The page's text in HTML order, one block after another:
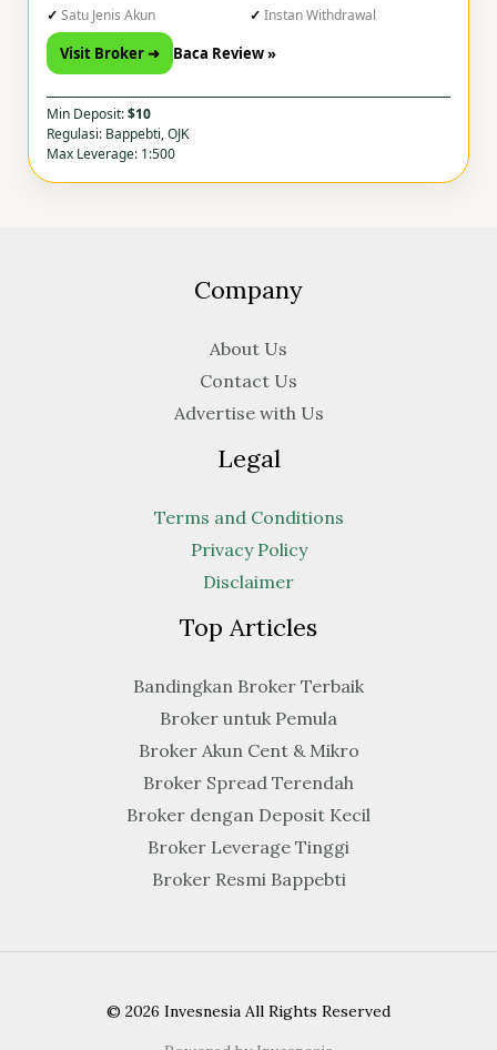
Satu Jenis Akun
Instan Withdrawal
Visit Broker ➜ Baca Review »
Min Deposit:$10
Regulasi: Bappebti, OJK
Max Leverage: 1:500
Company
About Us
Contact Us
Advertise with Us
Legal
Terms and Conditions
Privacy Policy
Disclaimer
Top Articles
Bandingkan Broker Terbaik
Broker untuk Pemula
Broker Akun Cent & Mikro
Broker Spread Terendah
Broker dengan Deposit Kecil
Broker Leverage Tinggi
Broker Resmi Bappebti
© 2026 Invesnesia All Rights Reserved